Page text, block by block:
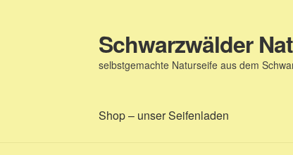
Zur
Navigation
springen
Zum
Inhalt
springen
Schwarzwälder
selbstgemachte Naturseife aus dem
Shop – unser Seifenladen